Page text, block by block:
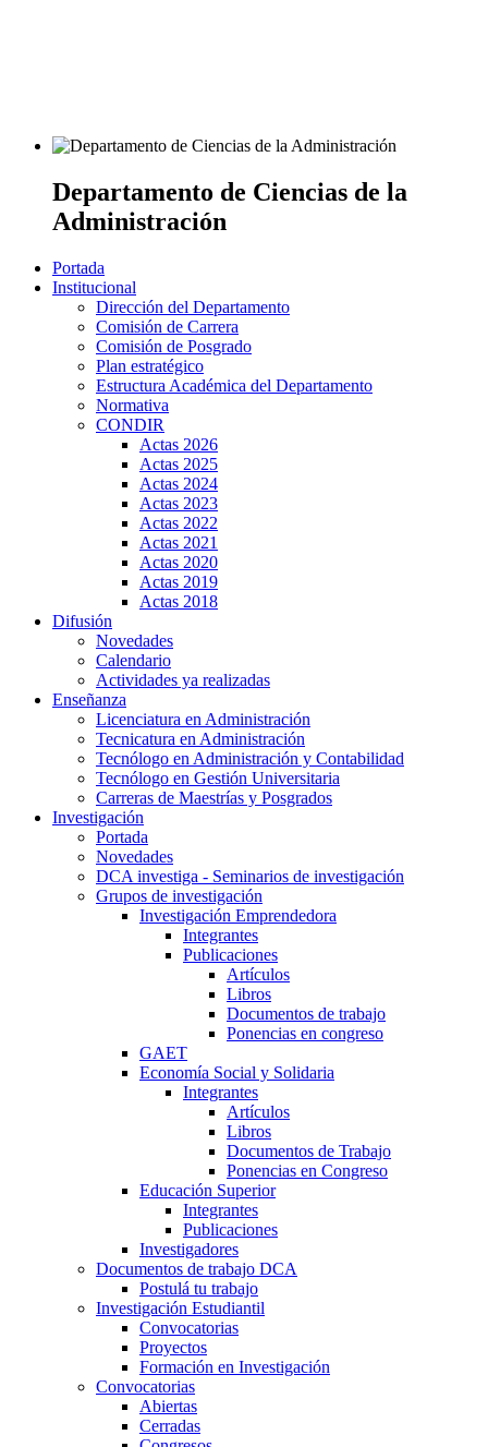
Departamento de Ciencias de la
Administración
Portada
Institucional
Dirección del Departamento
Comisión de Carrera
Comisión de Posgrado
Plan estratégico
Estructura Académica del Departamento
Normativa
CONDIR
Actas 2026
Actas 2025
Actas 2024
Actas 2023
Actas 2022
Actas 2021
Actas 2020
Actas 2019
Actas 2018
Difusión
Novedades
Calendario
Actividades ya realizadas
Enseñanza
Licenciatura en Administración
Tecnicatura en Administración
Tecnólogo en Administración y Contabilidad
Tecnólogo en Gestión Universitaria
Carreras de Maestrías y Posgrados
Investigación
Portada
Novedades
DCA investiga - Seminarios de investigación
Grupos de investigación
Investigación Emprendedora
Integrantes
Publicaciones
Artículos
Libros
Documentos de trabajo
Ponencias en congreso
GAET
Economía Social y Solidaria
Integrantes
Artículos
Libros
Documentos de Trabajo
Ponencias en Congreso
Educación Superior
Integrantes
Publicaciones
Investigadores
Documentos de trabajo DCA
Postulá tu trabajo
Investigación Estudiantil
Convocatorias
Proyectos
Formación en Investigación
Convocatorias
Abiertas
Cerradas